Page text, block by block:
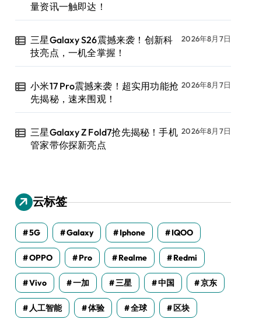
量资讯一触即达！
三星Galaxy S26震撼来袭！创新科
技亮点，一机全掌握！
2026年8月7日
小米17 Pro震撼来袭！超实用功能抢
先揭秘，速来围观！
2026年8月7日
三星Galaxy Z Fold7抢先揭秘！手机
管家带你探新亮点
2026年8月7日
云标签
5G Galaxy Iphone IQOO
OPPO Pro Realme Redmi
Vivo 一加 三星 中国 京东
人工智能 体验 全球 区块